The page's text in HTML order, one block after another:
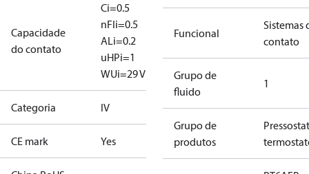
Capacidade
do contato
Ci=0.5
nFIi=0.5
ALi=0.2
uHPi=1
WUi=29 V
Categoria IV
CE mark Yes
Funcional
Sistemas
contato
Grupo de
fluido
1
Grupo de
produtos